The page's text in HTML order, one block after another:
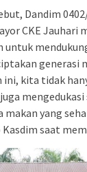
Dandim
CKE Jauhari
untuk
generasi
ini, kita tidak
mengedukasi
yang
saat